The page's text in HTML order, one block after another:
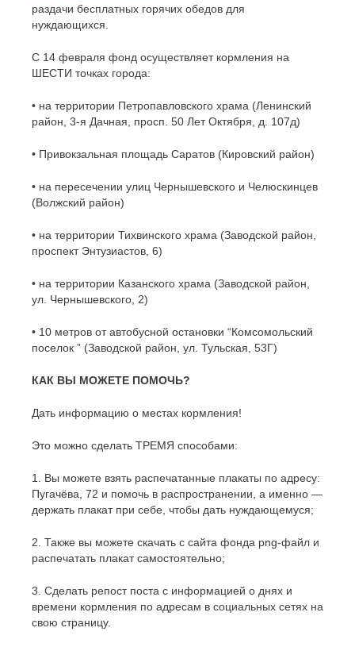
раздачи бесплатных горячих обедов для
нуждающихся.
С 14 февраля фонд осуществляет кормления на
ШЕСТИ точках города:
• на территории Петропавловского храма (Ленинский
район, 3-я Дачная, просп. 50 Лет Октября, д. 107д)
• Привокзальная площадь Саратов (Кировский район)
• на пересечении улиц Чернышевского и Челюскинцев
(Волжский район)
• на территории Тихвинского храма (Заводской район,
проспект Энтузиастов, 6)
• на территории Казанского храма (Заводской район,
ул. Чернышевского, 2)
• 10 метров от автобусной остановки “Комсомольский
поселок ” (Заводской район, ул. Тульская, 53Г)
КАК ВЫ МОЖЕТЕ ПОМОЧЬ?
Дать информацию о местах кормления!
Это можно сделать ТРЕМЯ способами:
1. Вы можете взять распечатанные плакаты по адресу:
Пугачёва, 72 и помочь в распространении, а именно —
держать плакат при себе, чтобы дать нуждающемуся;
2. Также вы можете скачать с сайта фонда png-файл и
распечатать плакат самостоятельно;
3. Сделать репост поста с информацией о днях и
времени кормления по адресам в социальных сетях на
свою страницу.